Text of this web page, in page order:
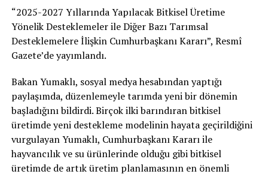
“2025-2027 Yıllarında Yapılacak Bitkisel Üretime
Yönelik Desteklemeler ile Diğer Bazı Tarımsal
Desteklemelere İlişkin Cumhurbaşkanı Kararı”, Resmî
Gazete’de yayımlandı.
Bakan Yumaklı, sosyal medya hesabından yaptığı
paylaşımda, düzenlemeyle tarımda yeni bir dönemin
başladığını bildirdi. Birçok ilki barındıran bitkisel
üretimde yeni destekleme modelinin hayata geçirildiğini
vurgulayan Yumaklı, Cumhurbaşkanı Kararı ile
hayvancılık ve su ürünlerinde olduğu gibi bitkisel
üretimde de artık üretim planlamasının en önemli